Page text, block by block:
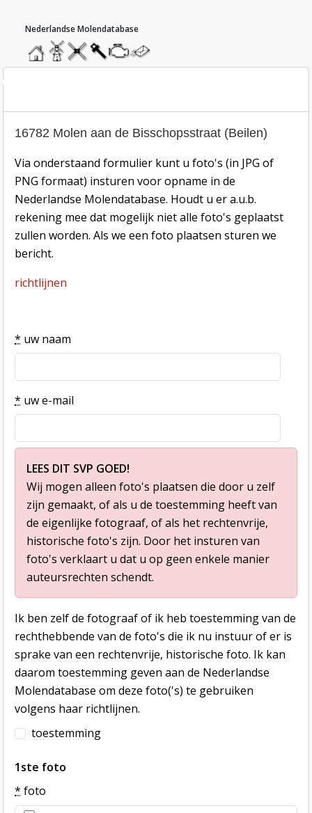
homemolendatabase
roedendatabase
assendatabase
motorendatabase
stuur
een
inzend-formulier
16782 Molen aan de Bisschopsstraat (Beilen)
Via onderstaand formulier kunt u foto's (in JPG of
PNG formaat) insturen voor opname in de
Nederlandse Molendatabase. Houdt u er a.u.b.
rekening mee dat mogelijk niet alle foto's geplaatst
zullen worden. Als we een foto plaatsen sturen we
bericht.
richtlijnen
* uw naam
* uw e-mail
LEES DIT SVP GOED!
Wij mogen alleen foto's plaatsen die door u zelf
zijn gemaakt, of als u de toestemming heeft van
de eigenlijke fotograaf, of als het rechtenvrije,
historische foto's zijn. Door het insturen van
foto's verklaart u dat u op geen enkele manier
auteursrechten schendt.
Ik ben zelf de fotograaf of ik heb toestemming van de
rechthebbende van de foto's die ik nu instuur of er is
sprake van een rechtenvrije, historische foto. Ik kan
daarom toestemming geven aan de Nederlandse
Molendatabase om deze foto('s) te gebruiken
volgens haar richtlijnen.
toestemming
1ste foto
* foto